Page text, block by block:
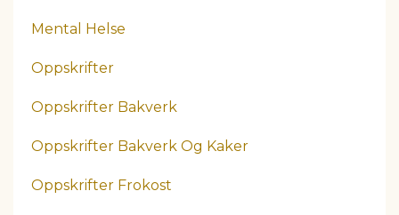
Mental Helse
Oppskrifter
Oppskrifter Bakverk
Oppskrifter Bakverk Og Kaker
Oppskrifter Frokost